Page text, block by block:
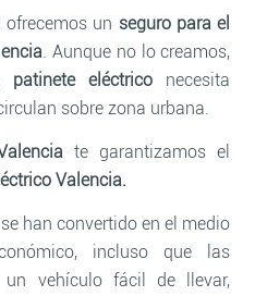
ofrecemos un seguro para el
. Aunque no lo creamos,
patinete eléctrico necesita
sobre zona urbana.
te garantizamos el
Valencia.
han convertido en el medio
incluso que las
un vehículo fácil de llevar,